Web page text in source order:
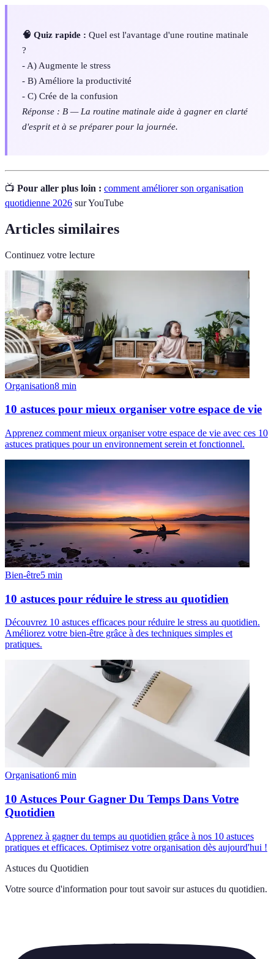
🧠 Quiz rapide : Quel est l'avantage d'une routine matinale
?
- A) Augmente le stress
- B) Améliore la productivité
- C) Crée de la confusion
Réponse : B — La routine matinale aide à gagner en clarté
d'esprit et à se préparer pour la journée.
📺 Pour aller plus loin : comment améliorer son organisation
quotidienne 2026 sur YouTube
Articles similaires
Continuez votre lecture
Organisation8 min
10 astuces pour mieux organiser votre espace de vie
Apprenez comment mieux organiser votre espace de vie avec ces 10
astuces pratiques pour un environnement serein et fonctionnel.
Bien-être5 min
10 astuces pour réduire le stress au quotidien
Découvrez 10 astuces efficaces pour réduire le stress au quotidien.
Améliorez votre bien-être grâce à des techniques simples et
pratiques.
Organisation6 min
10 Astuces Pour Gagner Du Temps Dans Votre
Quotidien
Apprenez à gagner du temps au quotidien grâce à nos 10 astuces
pratiques et efficaces. Optimisez votre organisation dès aujourd'hui !
Astuces du Quotidien
Votre source d'information pour tout savoir sur astuces du quotidien.